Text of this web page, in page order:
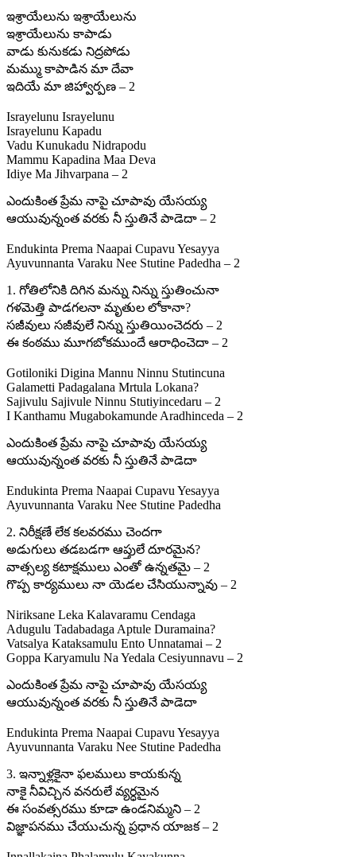
ఇశ్రాయేలును ఇశ్రాయేలును
ఇశ్రాయేలును కాపాడు
వాడు కునుకడు నిద్రపోడు
మమ్ము కాపాడిన మా దేవా
ఇదియే మా జిహ్వార్పణ – 2
Israyelunu Israyelunu
Israyelunu Kapadu
Vadu Kunukadu Nidrapodu
Mammu Kapadina Maa Deva
Idiye Ma Jihvarpana – 2
ఎందుకింత ప్రేమ నాపై చూపావు యేసయ్య
ఆయువున్నంత వరకు నీ స్తుతినే పాడెదా – 2
Endukinta Prema Naapai Cupavu Yesayya
Ayuvunnanta Varaku Nee Stutine Padedha – 2
1. గోతిలోనికి దిగిన మన్ను నిన్ను స్తుతించునా
గళమెత్తి పాడగలనా మృతుల లోకానా?
సజీవులు సజీవులే నిన్ను స్తుతియించెదరు – 2
ఈ కంఠము మూగబోకముందే ఆరాధించెదా – 2
Gotiloniki Digina Mannu Ninnu Stutincuna
Galametti Padagalana Mrtula Lokana?
Sajivulu Sajivule Ninnu Stutiyincedaru – 2
I Kanthamu Mugabokamunde Aradhinceda – 2
ఎందుకింత ప్రేమ నాపై చూపావు యేసయ్య
ఆయువున్నంత వరకు నీ స్తుతినే పాడెదా
Endukinta Prema Naapai Cupavu Yesayya
Ayuvunnanta Varaku Nee Stutine Padedha
2. నిరీక్షణే లేక కలవరము చెందగా
అడుగులు తడబడగా ఆప్తులే దూరమైన?
వాత్సల్య కటాక్షములు ఎంతో ఉన్నతమై – 2
గొప్ప కార్యములు నా యెడల చేసియున్నావు – 2
Niriksane Leka Kalavaramu Cendaga
Adugulu Tadabadaga Aptule Duramaina?
Vatsalya Kataksamulu Ento Unnatamai – 2
Goppa Karyamulu Na Yedala Cesiyunnavu – 2
ఎందుకింత ప్రేమ నాపై చూపావు యేసయ్య
ఆయువున్నంత వరకు నీ స్తుతినే పాడెదా
Endukinta Prema Naapai Cupavu Yesayya
Ayuvunnanta Varaku Nee Stutine Padedha
3. ఇన్నాళ్లకైనా ఫలములు కాయకున్న
నాకై నీవిచ్చిన వనరులే వ్యర్ధమైన
ఈ సంవత్సరము కూడా ఉండనిమ్మని – 2
విజ్ఞాపనము చేయుచున్న ప్రధాన యాజక – 2